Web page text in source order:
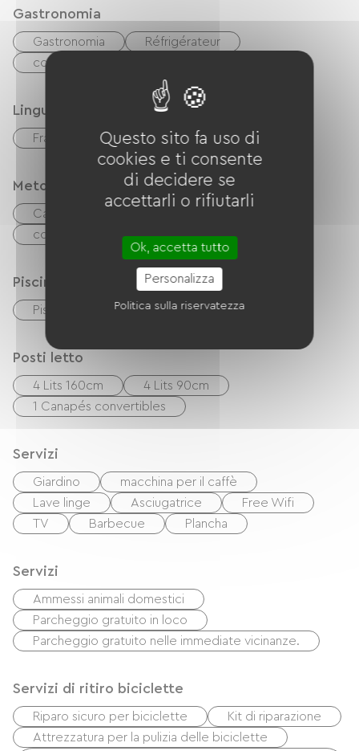
Gastronomia
Gastronomia
Réfrigérateur
congélateur
Lingue
Français inglese
Metodi di pagamento
Carta di credito
contanti
Piscina
Piscina privata
Posti letto
4 Lits 160cm
4 Lits 90cm
1 Canapés convertibles
Servizi
Giardino
macchina per il caffè
Lave linge
Asciugatrice
Free Wifi
TV
Barbecue Plancha
Servizi
Ammessi animali domestici
Parcheggio gratuito in loco
Parcheggio gratuito nelle immediate vicinanze.
Servizi di ritiro biciclette
Riparo sicuro per biciclette
Kit di riparazione
Attrezzatura per la pulizia delle biciclette
Questo sito fa uso di
cookies e ti consente
di decidere se
accettarli o rifiutarli
Ok, accetta tutto
Personalizza
Politica sulla riservatezza